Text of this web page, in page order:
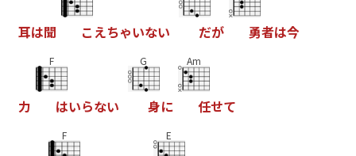
耳は聞 こ えちゃいない だが 勇者は今
力
F
はいらない
G
身に
Am
任せて
F E